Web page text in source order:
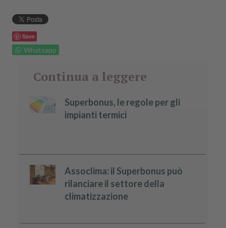
Save
Whatsapp
Continua a leggere
Superbonus, le regole per gli
impianti termici
Assoclima: il Superbonus può
rilanciare il settore della
climatizzazione